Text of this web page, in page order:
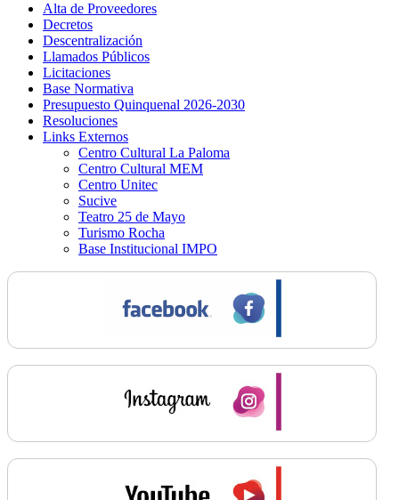
Alta de Proveedores
Decretos
Descentralización
Llamados Públicos
Licitaciones
Base Normativa
Presupuesto Quinquenal 2026-2030
Resoluciones
Links Externos
Centro Cultural La Paloma
Centro Cultural MEM
Centro Unitec
Sucive
Teatro 25 de Mayo
Turismo Rocha
Base Institucional IMPO